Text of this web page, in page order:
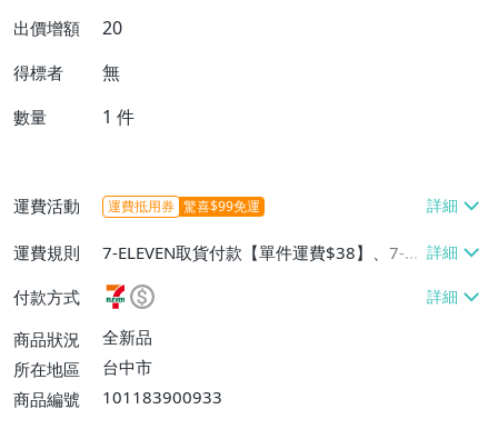
出價增額 20
得標者 無
數量 1 件
運費活動 運費抵用券 驚喜$99免運
運費規則
7-ELEVEN取貨付款【單件運費$38】、7-EL
EVEN取貨不付款【單件運費$38】、宅配/
貨運【單件運費$60、消費滿$1000免運
費】、郵局掛號【單件運費$31、滿10件或
消費滿$700免運費】、低溫配送【單件運
付款方式
商品狀況
全新品
所在地區
台中市
商品編號
101183900933